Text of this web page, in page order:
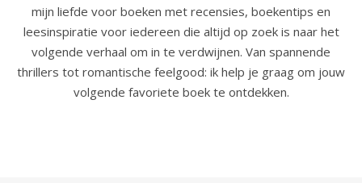
mijn liefde voor boeken met recensies, boekentips en
leesinspiratie voor iedereen die altijd op zoek is naar het
volgende verhaal om in te verdwijnen. Van spannende
thrillers tot romantische feelgood: ik help je graag om jouw
volgende favoriete boek te ontdekken.